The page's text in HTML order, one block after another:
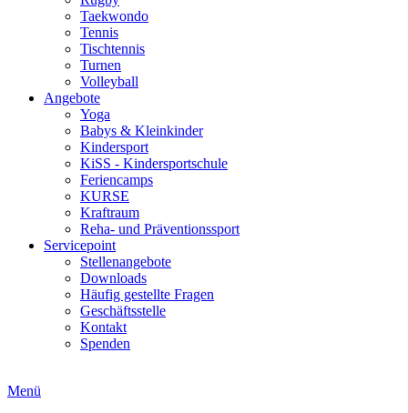
Taekwondo
Tennis
Tischtennis
Turnen
Volleyball
Angebote
Yoga
Babys & Kleinkinder
Kindersport
KiSS - Kindersportschule
Feriencamps
KURSE
Kraftraum
Reha- und Präventionssport
Servicepoint
Stellenangebote
Downloads
Häufig gestellte Fragen
Geschäftsstelle
Kontakt
Spenden
Menü